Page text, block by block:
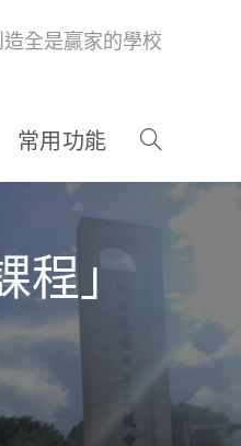
全是贏家的學校
常用功能
程」